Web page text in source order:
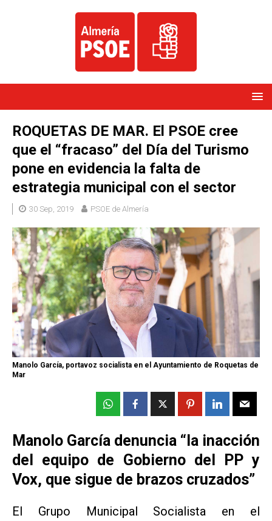
ROQUETAS DE MAR. El PSOE cree
que el “fracaso” del Día del Turismo
pone en evidencia la falta de
estrategia municipal con el sector
30 Sep, 2019 PSOE de Almería
Manolo García, portavoz socialista en el Ayuntamiento de Roquetas de
Mar
Manolo García denuncia “la inacción
del equipo de Gobierno del PP y
Vox, que sigue de brazos cruzados”
El Grupo Municipal Socialista en el